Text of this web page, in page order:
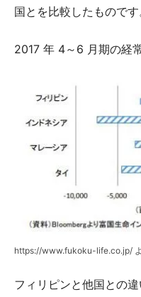
国とを比較したものです
2017 年 4～6 月期の経
https://www.fukoku-life.co.jp/
フィリピンと他国との